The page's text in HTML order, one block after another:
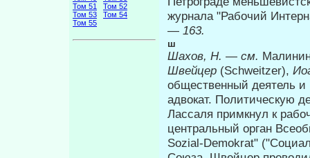
Том 51
Том 52
Том 53
Том 54
Том 55
журнала "Рабочий
— 163.
ш
Шахов, Н. — см.
Швейцер (Schweitzer),
общественный деятель
адвокат. Политическую
Лассаля примкнул к
центральный орган
Sozial-Demokrat"